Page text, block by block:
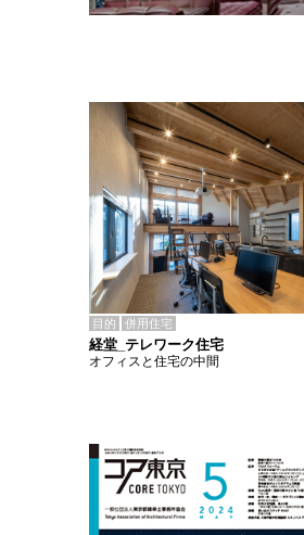
目的 併用住宅
経堂_テレワーク住宅
オフィスと住宅の中間